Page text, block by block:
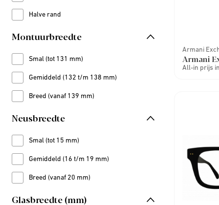
Halve rand
Refine by Montuurtype: Halve rand
Montuurbreedte
Smal (tot 131 mm)
Refine by Montuurbreedte: Smal (tot 131 mm)
Gemiddeld (132 t/m 138 mm)
Refine by Montuurbreedte: Gemiddeld (132 t/m 138 mm)
Breed (vanaf 139 mm)
Refine by Montuurbreedte: Breed (vanaf 139 mm)
Neusbreedte
Smal (tot 15 mm)
Refine by Neusbreedte: Smal (tot 15 mm)
Gemiddeld (16 t/m 19 mm)
Refine by Neusbreedte: Gemiddeld (16 t/m 19 mm)
Breed (vanaf 20 mm)
Refine by Neusbreedte: Breed (vanaf 20 mm)
Glasbreedte (mm)
Armani
Armani
All-in prijs